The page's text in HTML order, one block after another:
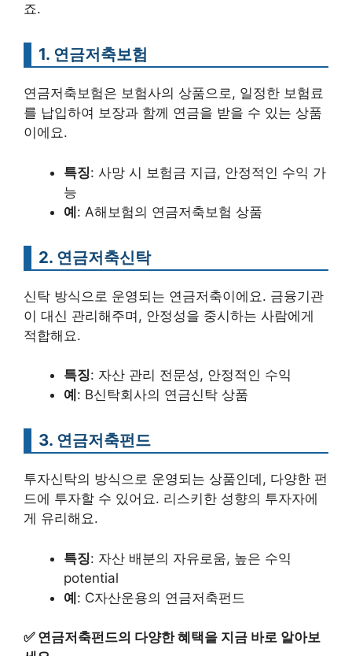
죠.
1. 연금저축보험
연금저축보험은 보험사의 상품으로, 일정한 보험료
를 납입하여 보장과 함께 연금을 받을 수 있는 상품
이에요.
특징: 사망 시 보험금 지급, 안정적인 수익 가
능
예: A해보험의 연금저축보험 상품
2. 연금저축신탁
신탁 방식으로 운영되는 연금저축이에요. 금융기관
이 대신 관리해주며, 안정성을 중시하는 사람에게
적합해요.
특징: 자산 관리 전문성, 안정적인 수익
예 : B신탁회사의 연금신탁 상품
3. 연금저축펀드
투자신탁의 방식으로 운영되는 상품인데, 다양한 펀
드에 투자할 수 있어요. 리스키한 성향의 투자자에
게 유리해요.
특징: 자산 배분의 자유로움, 높은 수익
potential
예: C자산운용의 연금저축펀드
✅ 연금저축펀드의 다양한 혜택을 지금 바로 알아보